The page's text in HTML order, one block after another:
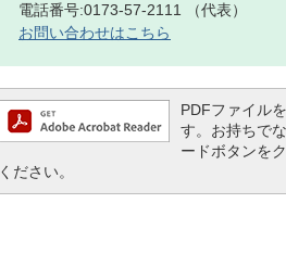
電話番号:0173-57-2111 （代表）
お問い合わせはこちら
PDFファイル
す。お持ちで
ードボタンを
ください。